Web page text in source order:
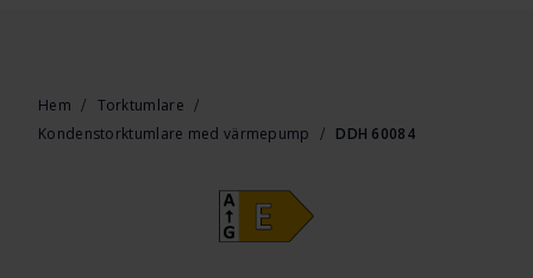
Hem
Torktumlare
Kondenstorktumlare med värmepump
DDH 60084